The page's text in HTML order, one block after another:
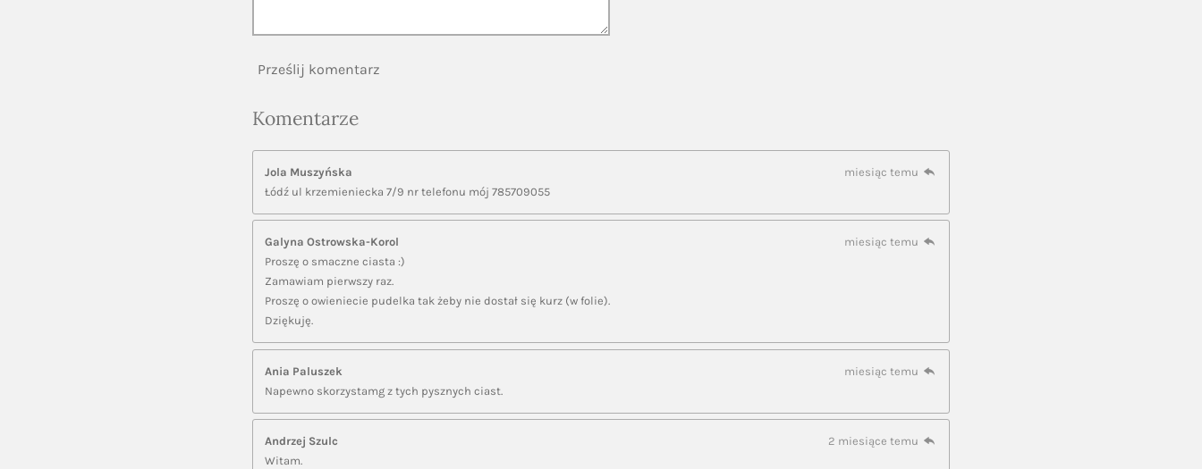
Prześlij komentarz
Komentarze
Jola Muszyńska
miesiąc temu
Łódź ul krzemieniecka 7/9 nr telefonu mój 785709055
Galyna Ostrowska-Korol
miesiąc temu
Proszę o smaczne ciasta :)
Zamawiam pierwszy raz.
Proszę o owieniecie pudelka tak żeby nie dostał się kurz (w folie).
Dziękuję.
Ania Paluszek
miesiąc temu
Napewno skorzystamg z tych pysznych ciast.
Andrzej Szulc
2 miesiące temu
Witam.